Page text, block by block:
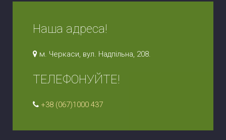
Наша адреса!
м. Черкаси, вул. Надпільна, 208.
ТЕЛЕФОНУЙТЕ!
+38 (067)1000 437